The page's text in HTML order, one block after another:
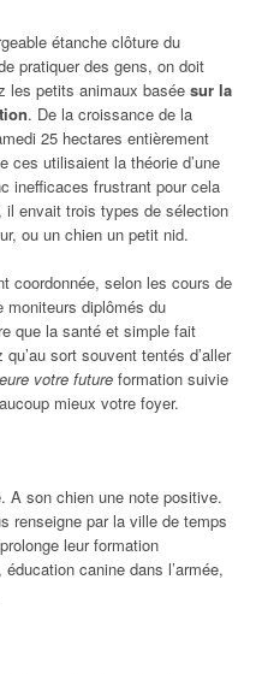
étanche clôture du
pratiquer des gens, on doit
les petits animaux basée sur la
. De la croissance de la
25 hectares entièrement
ces utilisaient la théorie d’une
inefficaces frustrant pour cela
il envait trois types de sélection
ou un chien un petit nid.
coordonnée, selon les cours de
moniteurs diplômés du
que la santé et simple fait
sort souvent tentés d’aller
votre future formation suivie
mieux votre foyer.
A son chien une note positive.
renseigne par la ville de temps
leur formation
canine dans l’armée,